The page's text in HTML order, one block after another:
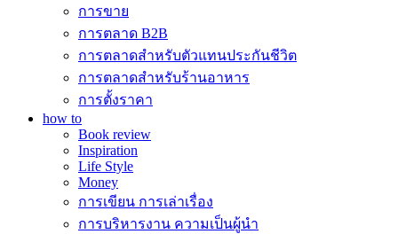
การขาย
การตลาด B2B
การตลาดสำหรับตัวแทนประกันชีวิต
การตลาดสำหรับร้านอาหาร
การตั้งราคา
how to
Book review
Inspiration
Life Style
Money
การเขียน การเล่าเรื่อง
การบริหารงาน ความเป็นผู้นำ